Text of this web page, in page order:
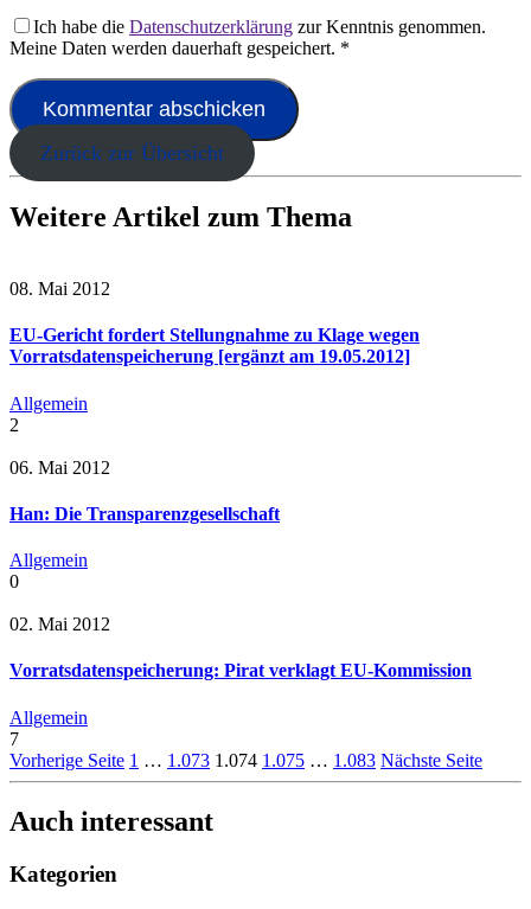
Ich habe die Datenschutzerklärung zur Kenntnis genommen.
Meine Daten werden dauerhaft gespeichert. *
Zurück zur Übersicht
Weitere Artikel zum Thema
08. Mai 2012
EU-Gericht fordert Stellungnahme zu Klage wegen
Vorratsdatenspeicherung [ergänzt am 19.05.2012]
Allgemein
2
06. Mai 2012
Han: Die Transparenzgesellschaft
Allgemein
0
02. Mai 2012
Vorratsdatenspeicherung: Pirat verklagt EU-Kommission
Allgemein
7
Vorherige Seite 1 … 1.073 1.074 1.075 … 1.083 Nächste Seite
Auch interessant
Kategorien